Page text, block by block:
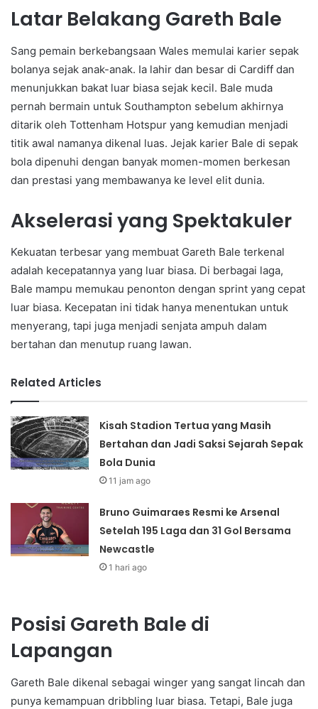
Latar Belakang Gareth Bale
Sang pemain berkebangsaan Wales memulai karier sepak
bolanya sejak anak-anak. Ia lahir dan besar di Cardiff dan
menunjukkan bakat luar biasa sejak kecil. Bale muda
pernah bermain untuk Southampton sebelum akhirnya
ditarik oleh Tottenham Hotspur yang kemudian menjadi
titik awal namanya dikenal luas. Jejak karier Bale di sepak
bola dipenuhi dengan banyak momen-momen berkesan
dan prestasi yang membawanya ke level elit dunia.
Akselerasi yang Spektakuler
Kekuatan terbesar yang membuat Gareth Bale terkenal
adalah kecepatannya yang luar biasa. Di berbagai laga,
Bale mampu memukau penonton dengan sprint yang cepat
luar biasa. Kecepatan ini tidak hanya menentukan untuk
menyerang, tapi juga menjadi senjata ampuh dalam
bertahan dan menutup ruang lawan.
Related Articles
Kisah Stadion Tertua yang Masih
Bertahan dan Jadi Saksi Sejarah Sepak
Bola Dunia
11 jam ago
Bruno Guimaraes Resmi ke Arsenal
Setelah 195 Laga dan 31 Gol Bersama
Newcastle
1 hari ago
Posisi Gareth Bale di
Lapangan
Gareth Bale dikenal sebagai winger yang sangat lincah dan
punya kemampuan dribbling luar biasa. Tetapi, Bale juga